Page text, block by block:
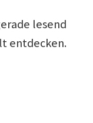
lesend
entdecken.